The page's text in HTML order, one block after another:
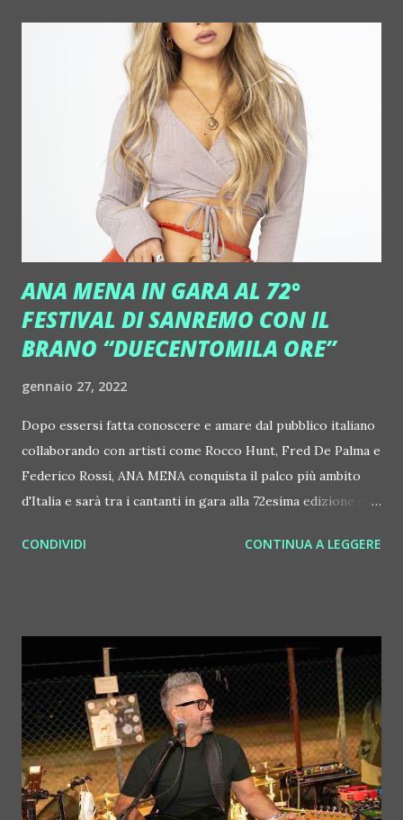
Aldo, questo il vero nome di Komatsu San, che non è un fan
scatenato dei Cure. "Sono stati un gruppo molto presente
nella mia infanzia e ci sono delle canzoni che hanno un forte
valore nostalgico per me, ma nulla di più", continua. " 'Boys
Don't Cry' mi è sempre sembrato un bellissimo pezzo e ho
deciso di reinterpretarlo in questa vena più ironica". In
realtà oltre all'ironia, si sente forte un muro di chitarre ...
ANA MENA IN GARA AL 72°
FESTIVAL DI SANREMO CON IL
BRANO “DUECENTOMILA ORE”
gennaio 27, 2022
Dopo essersi fatta conoscere e amare dal pubblico italiano
collaborando con artisti come Rocco Hunt, Fred De Palma e
Federico Rossi, ANA MENA conquista il palco più ambito
d'Italia e sarà tra i cantanti in gara alla 72esima edizione del
ORE" (Epic / Sony Music) , scritto a sei mani da Rocco
Mena si sta affermando come una delle artiste più amate
nella nuova scena pop e urban con un'importante allure
internazionale grazie ai successi che sta ottenendo in
America Latina, Francia e Italia, oltre che in Spagna . Ed è
proprio nel suo paese d'origine che si è affermata non solo
come cantante ma anche come attrice, prima recitando in
programmi di successo sul piccolo schermo e poi
CONDIVIDI CONTINUA A LEGGERE